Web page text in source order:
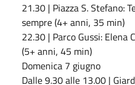
21.30 | Piazza S. Stefano:
sempre (4+ anni, 35 min)
22.30 | Parco Gussi:
(5+ anni, 45 min)
Domenica 7 giugno
Dalle 9.30 alle 13.00 |